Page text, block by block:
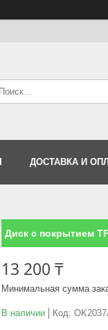
ДОСТАВКА И
Диск с покрытием
13 200 ₸
Минимальная сумма
В наличии Код: